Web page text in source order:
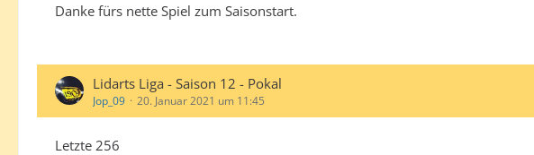
Danke fürs nette Spiel zum Saisonstart.
Lidarts Liga - Saison 12 - Pokal
Jop_09 20. Januar 2021 um 11:45
Letzte 256